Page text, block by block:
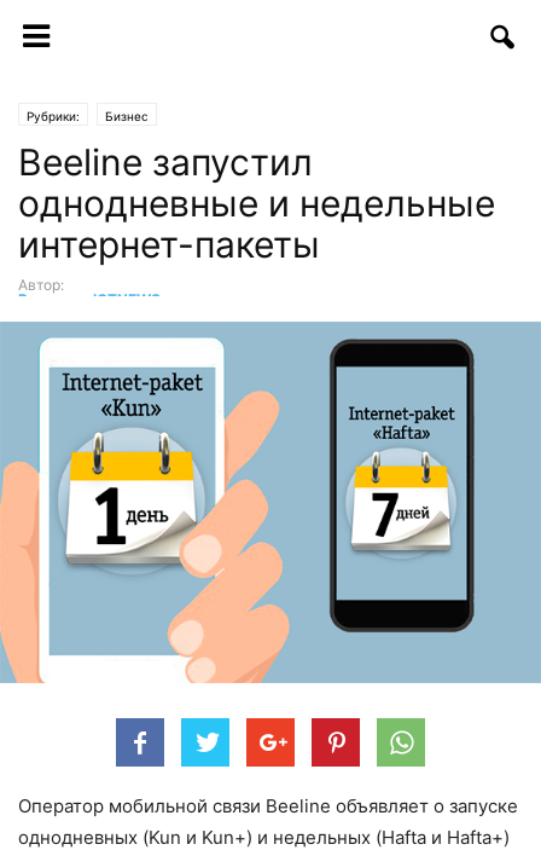
Рубрики: Бизнес
Beeline запустил
однодневные и недельные
интернет-пакеты
Автор:
Редакция ICTNEWS
Оператор мобильной связи Beeline объявляет о запуске
однодневных (Kun и Kun+) и недельных (Hafta и Hafta+)